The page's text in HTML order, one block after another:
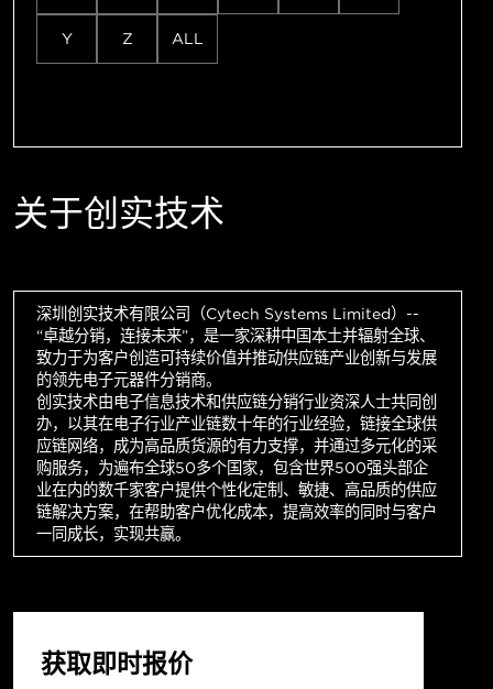
Y Z ALL
关于创实技术
深圳创实技术有限公司（Cytech Systems Limited）--
“卓越分销，连接未来”，是一家深耕中国本土并辐射全球、
致力于为客户创造可持续价值并推动供应链产业创新与发展
的领先电子元器件分销商。
创实技术由电子信息技术和供应链分销行业资深人士共同创
办，以其在电子行业产业链数十年的行业经验，链接全球供
应链网络，成为高品质货源的有力支撑，并通过多元化的采
购服务，为遍布全球50多个国家，包含世界500强头部企
业在内的数千家客户提供个性化定制、敏捷、高品质的供应
链解决方案，在帮助客户优化成本，提高效率的同时与客户
一同成长，实现共赢。
获取即时报价